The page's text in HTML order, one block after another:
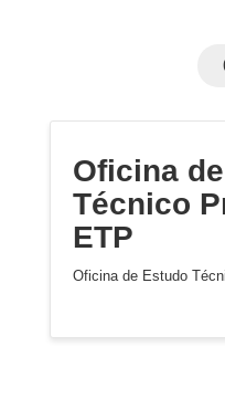
Oficina
Técnico
ETP
Oficina de Estudo